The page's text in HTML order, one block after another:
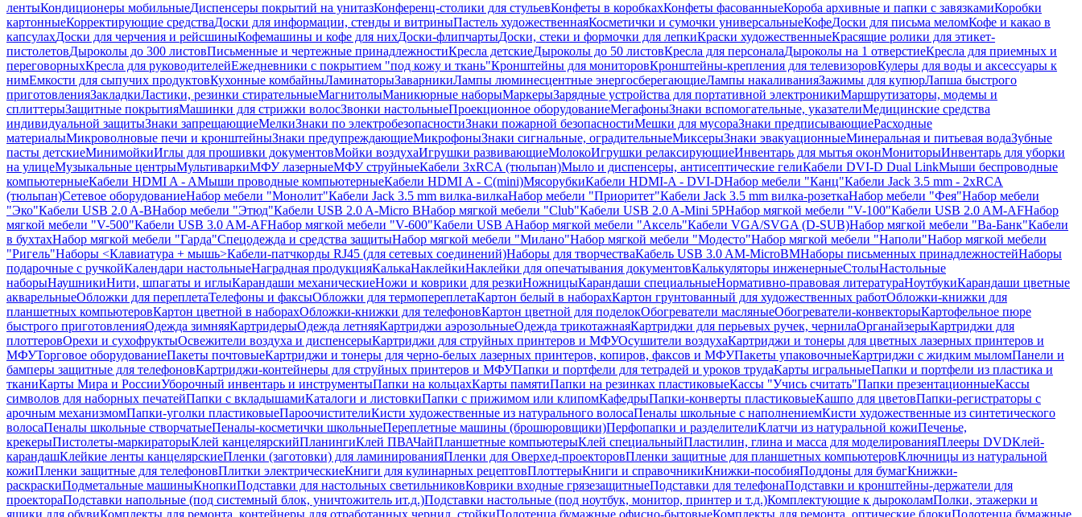
лентыКондиционеры мобильныеДиспенсеры покрытий на унитазКонференц-столики для стульевКонфеты в коробкахКонфеты фасованныеКороба архивные и папки с завязкамиКоробки
картонныеКорректирующие средстваДоски для информации, стенды и витриныПастель художественнаяКосметички и сумочки универсальныеКофеДоски для письма меломКофе и какао в
капсулахДоски для черчения и рейсшиныКофемашины и кофе для нихДоски-флипчартыДоски, стеки и формочки для лепкиКраски художественныеКрасящие ролики для этикет-
пистолетовДыроколы до 300 листовПисьменные и чертежные принадлежностиКресла детскиеДыроколы до 50 листовКресла для персоналаДыроколы на 1 отверстиеКресла для приемных и
переговорныхКресла для руководителейЕжедневники с покрытием "под кожу и ткань"Кронштейны для мониторовКронштейны-крепления для телевизоровКулеры для воды и аксессуары к
нимЕмкости для сыпучих продуктовКухонные комбайныЛаминаторыЗаварникиЛампы люминесцентные энергосберегающиеЛампы накаливанияЗажимы для купюрЛапша быстрого
приготовленияЗакладкиЛастики, резинки стирательныеМагнитолыМаникюрные наборыМаркерыЗарядные устройства для портативной электроникиМаршрутизаторы, модемы и
сплиттерыЗащитные покрытияМашинки для стрижки волосЗвонки настольныеПроекционное оборудованиеМегафоныЗнаки вспомогательные, указателиМедицинские средства
индивидуальной защитыЗнаки запрещающиеМелкиЗнаки по электробезопасностиЗнаки пожарной безопасностиМешки для мусораЗнаки предписывающиеРасходные
материалыМикроволновые печи и кронштейныЗнаки предупреждающиеМикрофоныЗнаки сигнальные, оградительныеМиксерыЗнаки эвакуационныеМинеральная и питьевая водаЗубные
пасты детскиеМинимойкиИглы для прошивки документовМойки воздухаИгрушки развивающиеМолокоИгрушки релаксирующиеИнвентарь для мытья оконМониторыИнвентарь для уборки
на улицеМузыкальные центрыМультиваркиМФУ лазерныеМФУ струйныеКабели 3xRCA (тюльпан)Мыло и диспенсеры, антисептические гелиКабели DVI-D Dual LinkМыши беспроводные
компьютерныеКабели HDMI A - AМыши проводные компьютерныеКабели HDMI A - C(mini)МясорубкиКабели HDMI-A - DVI-DНабор мебели "Канц"Кабели Jack 3.5 mm - 2xRCA
(тюльпан)Сетевое оборудованиеНабор мебели "Монолит"Кабели Jack 3.5 mm вилка-вилкаНабор мебели "Приоритет"Кабели Jack 3.5 mm вилка-розеткаНабор мебели "Фея"Набор мебели
"Эко"Кабели USB 2.0 A-BНабор мебели "Этюд"Кабели USB 2.0 A-Micro BНабор мягкой мебели "Club"Кабели USB 2.0 A-Mini 5PНабор мягкой мебели "V-100"Кабели USB 2.0 AM-AFНабор
мягкой мебели "V-500"Кабели USB 3.0 AM-AFНабор мягкой мебели "V-600"Кабели USB AНабор мягкой мебели "Аксель"Кабели VGA/SVGA (D-SUB)Набор мягкой мебели "Ва-Банк"Кабели
в бухтахНабор мягкой мебели "Гарда"Спецодежда и средства защитыНабор мягкой мебели "Милано"Набор мягкой мебели "Модесто"Набор мягкой мебели "Наполи"Набор мягкой мебели
"Ригель"Наборы <Клавиатура + мышь>Кабели-патчкорды RJ45 (для сетевых соединений)Наборы для творчестваКабель USB 3.0 AM-MicroBMНаборы письменных принадлежностейНаборы
подарочные с ручкойКалендари настольныеНаградная продукцияКалькаНаклейкиНаклейки для опечатывания документовКалькуляторы инженерныеСтолыНастольные
наборыНаушникиНити, шпагаты и иглыКарандаши механическиеНожи и коврики для резкиНожницыКарандаши специальныеНормативно-правовая литератураНоутбукиКарандаши цветные
акварельныеОбложки для переплетаТелефоны и факсыОбложки для термопереплетаКартон белый в наборахКартон грунтованный для художественных работОбложки-книжки для
планшетных компьютеровКартон цветной в наборахОбложки-книжки для телефоновКартон цветной для поделокОбогреватели масляныеОбогреватели-конвекторыКартофельное пюре
быстрого приготовленияОдежда зимняяКартридерыОдежда летняяКартриджи аэрозольныеОдежда трикотажнаяКартриджи для перьевых ручек, чернилаОрганайзерыКартриджи для
плоттеровОрехи и сухофруктыОсвежители воздуха и диспенсерыКартриджи для струйных принтеров и МФУОсушители воздухаКартриджи и тонеры для цветных лазерных принтеров и
МФУТорговое оборудованиеПакеты почтовыеКартриджи и тонеры для черно-белых лазерных принтеров, копиров, факсов и МФУПакеты упаковочныеКартриджи с жидким мыломПанели и
бамперы защитные для телефоновКартриджи-контейнеры для струйных принтеров и МФУПапки и портфели для тетрадей и уроков трудаКарты игральныеПапки и портфели из пластика и
тканиКарты Мира и РоссииУборочный инвентарь и инструментыПапки на кольцахКарты памятиПапки на резинках пластиковыеКассы "Учись считать"Папки презентационныеКассы
символов для наборных печатейПапки с вкладышамиКаталоги и листовкиПапки с прижимом или клипомКафедрыПапки-конверты пластиковыеКашпо для цветовПапки-регистраторы с
арочным механизмомПапки-уголки пластиковыеПароочистителиКисти художественные из натурального волосаПеналы школьные с наполнениемКисти художественные из синтетического
волосаПеналы школьные створчатыеПеналы-косметички школьныеПереплетные машины (брошюровщики)Перфопапки и разделителиКлатчи из натуральной кожиПеченье,
крекерыПистолеты-маркираторыКлей канцелярскийПланингиКлей ПВАЧайПланшетные компьютерыКлей специальныйПластилин, глина и масса для моделированияПлееры DVDКлей-
карандашКлейкие ленты канцелярскиеПленки (заготовки) для ламинированияПленки для Оверхед-проекторовПленки защитные для планшетных компьютеровКлючницы из натуральной
кожиПленки защитные для телефоновПлитки электрическиеКниги для кулинарных рецептовПлоттерыКниги и справочникиКнижки-пособияПоддоны для бумагКнижки-
раскраскиПодметальные машиныКнопкиПодставки для настольных светильниковКоврики входные грязезащитныеПодставки для телефонаПодставки и кронштейны-держатели для
проектораПодставки напольные (под системный блок, уничтожитель ит.д.)Подставки настольные (под ноутбук, монитор, принтер и т.д.)Комплектующие к дыроколамПолки, этажерки и
ящики для обувиКомплекты для ремонта, контейнеры для отработанных чернил, стойкиПолотенца бумажные офисно-бытовыеКомплекты для ремонта, оптические блокиПолотенца бумажные